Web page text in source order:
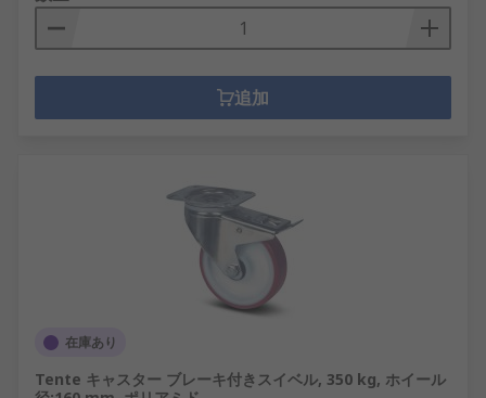
追加
在庫あり
Tente キャスター ブレーキ付きスイベル, 350 kg, ホイール